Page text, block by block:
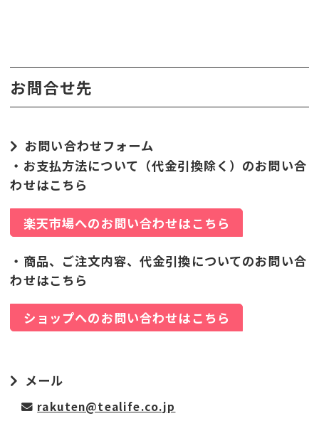
お問合せ先
お問い合わせフォーム
・お支払方法について（代金引換除く）のお問い合
わせはこちら
楽天市場へのお問い合わせはこちら
・商品、ご注文内容、代金引換についてのお問い合
わせはこちら
ショップへのお問い合わせはこちら
メール
rakuten@tealife.co.jp